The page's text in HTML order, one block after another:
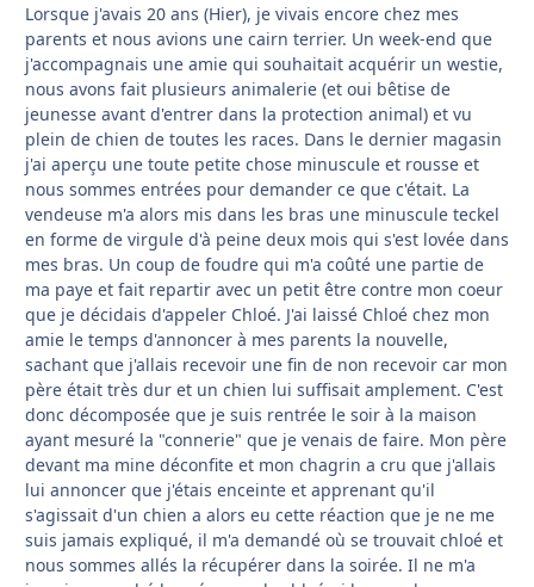
Lorsque j'avais 20 ans (Hier), je vivais encore chez mes
parents et nous avions une cairn terrier. Un week-end que
j'accompagnais une amie qui souhaitait acquérir un westie,
nous avons fait plusieurs animalerie (et oui bêtise de
jeunesse avant d'entrer dans la protection animal) et vu
plein de chien de toutes les races. Dans le dernier magasin
j'ai aperçu une toute petite chose minuscule et rousse et
nous sommes entrées pour demander ce que c'était. La
vendeuse m'a alors mis dans les bras une minuscule teckel
en forme de virgule d'à peine deux mois qui s'est lovée dans
mes bras. Un coup de foudre qui m'a coûté une partie de
ma paye et fait repartir avec un petit être contre mon coeur
que je décidais d'appeler Chloé. J'ai laissé Chloé chez mon
amie le temps d'annoncer à mes parents la nouvelle,
sachant que j'allais recevoir une fin de non recevoir car mon
père était très dur et un chien lui suffisait amplement. C'est
donc décomposée que je suis rentrée le soir à la maison
ayant mesuré la "connerie" que je venais de faire. Mon père
devant ma mine déconfite et mon chagrin a cru que j'allais
lui annoncer que j'étais enceinte et apprenant qu'il
s'agissait d'un chien a alors eu cette réaction que je ne me
suis jamais expliqué, il m'a demandé où se trouvait chloé et
nous sommes allés la récupérer dans la soirée. Il ne m'a